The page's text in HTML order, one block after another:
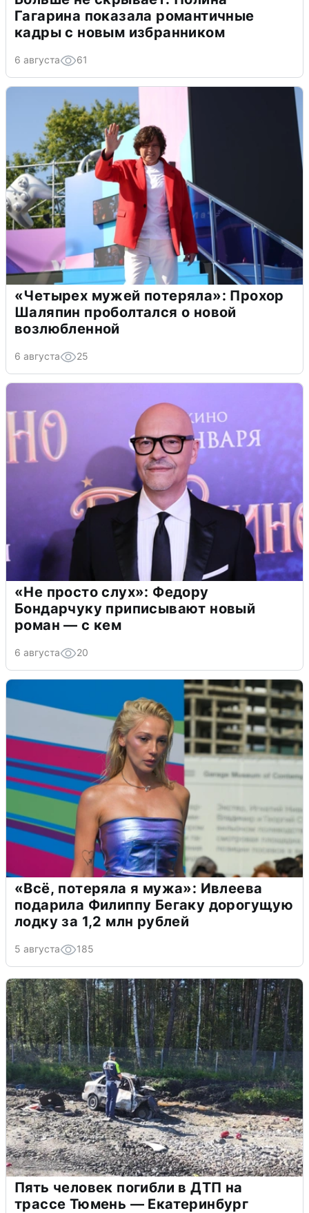
Гагарина показала романтичные
кадры с новым избранником
6 августа 61
«Четырех мужей потеряла»: Прохор
Шаляпин проболтался о новой
возлюбленной
6 августа 25
«Не просто слух»: Федору
Бондарчуку приписывают новый
роман — с кем
6 августа 20
«Всё, потеряла я мужа»: Ивлеева
подарила Филиппу Бегаку дорогущую
лодку за 1,2 млн рублей
5 августа 185
Пять человек погибли в ДТП на
трассе Тюмень — Екатеринбург